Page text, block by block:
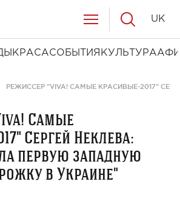
КРАСАСОБЫТИЯ КУЛЬТУРА
UK
РЕЖИССЕР "VIVA! САМЫЕ КРАСИВЫЕ-2017"
Самые
Сергей Неклева:
первую западную
в Украине"